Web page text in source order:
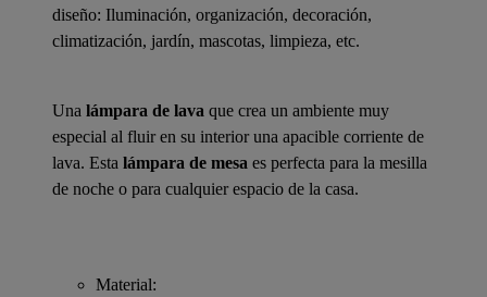
diseño: Iluminación, organización, decoración,
climatización, jardín, mascotas, limpieza, etc.
Una lámpara de lava que crea un ambiente muy
especial al fluir en su interior una apacible corriente de
lava. Esta lámpara de mesa es perfecta para la mesilla
de noche o para cualquier espacio de la casa.
Material: